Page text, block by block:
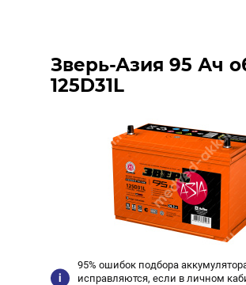
Зверь-Азия 95 Ач
125D31L
95% ошибок подбора
исправляются, если в личном